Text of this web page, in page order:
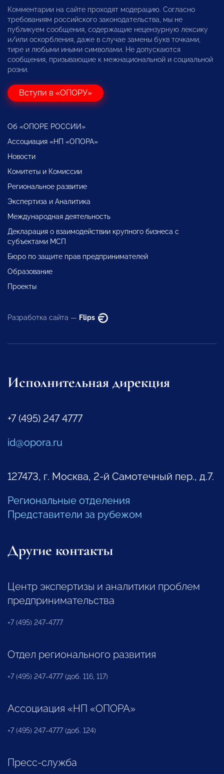
Комментарии на сайте проходят модерацию. Согласно
требованиям российского законодательства, мы не
публикуем сообщения, содержащие нецензурную лексику
и/или оскорбления, даже в случае замены букв точками,
тире и любыми иными символами. Не допускаются
сообщения, призывающие к межнациональной и социальной
розни.
Вступи в «ОПОРУ»
Об «ОПОРЕ РОССИИ»
Ассоциация «НП «ОПОРА»
Новости
Комитеты и Комиссии
Региональное развитие
Экспертиза и Аналитика
Международная деятельность
Декларация о взаимодействии крупного бизнеса с
субъектами МСП
Бюро по защите прав предпринимателей
Образование
Проекты
Разработка сайта — Flips
Исполнительная дирекция
+7 (495) 247 4777
id@opora.ru
127473, г. Москва, 2-й Самотечный пер., д.7.
Региональные отделения
Представители за рубежом
Другие контакты
Центр экспертизы и аналитики проблем
предпринимательства
+7 (495) 247-4777
Отдел регионального развития
+7 (495) 247-4777 (доб. 116, 117)
Ассоциация «НП «ОПОРА»
+7 (495) 247-4777 (доб. 124)
Пресс-служба